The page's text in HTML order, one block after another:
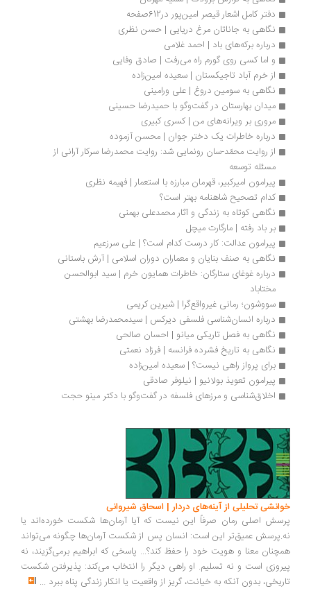
دفتر کامل اشعار قیصر امین‌پور در612صفحه
نگاهی به جاناتان مرغ دریایی | حسن نظری
درباره برکه‌های باد | احمد غلامی
و اما کسی روی گورم راه می‌رفت | صادق وفایی
از خرم آباد تاجیکستان | سعیده امین‌زاده
نگاهی به سومین دروغ | علی ورامینی
میدان بهارستان در گفت‌وگو با حمیدرضا حسینی
مروری بر ویرانه‎‌های من | کسری کبیری
درباره خاطرات یک دختر جوان | محسن آزموده
از روایت محمّد-سان رونمایی شد: روایت محمدرضا سرکار آرانی از
مسئله توسعه
پیرامون امیرکبیر، قهرمان مبارزه با استعمار | فهیمه نظری
کدام تصحیح شاهنامه بهتر است؟
نگاهی کوتاه به زندگی و آثار محمدعلی بهمنی
بر باد رفته | مارگارت میچل
پیرامون عدالت: کار درست کدام است؟ | علی سرزعیم
نگاهی به صنف بنایان و معماران دوران اسلامی | آرش باستانی
درباره غوغای ستارگان: خاطرات همایون خرم | سید ابوالحسن
سووشون؛ رمانی غیرواقع‌گرا | شیرین کریمی
درباره انسان‌شناسی فلسفی دیرکس | سیدمحمدرضا بهشتی
نگاهی به فصل تاریکی میانو | احسان صالحی
نگاهی به تاریخ فشرده فرانسه | فرزاد نعمتی
برای پرواز راهی نیست؟ | سعیده امین‌زاده
پیرامون تعویذ بولانیو | نیلوفر صادقی
اخلاق‌شناسی و مرزهای فلسفه در گفت‌وگو با دکتر مینو حجت
تحلیلی از آینه‌های دردار | اسحاق شیروانی
اصلی رمان صرفاً این نیست که آیا آرمان‌ها شکست خورده‌اند یا
عمیق‌تر این است: انسان پس از شکست آرمان‌ها چگونه می‌تواند
معنا و هویت خود را حفظ کند؟... پاسخی که ابراهیم برمی‌گزیند، نه
است و نه تسلیم. او راهی دیگر را انتخاب می‌کند: پذیرفتن شکست
بدون آنکه به خیانت، گریز از واقعیت یا انکار زندگی پناه ببرد...